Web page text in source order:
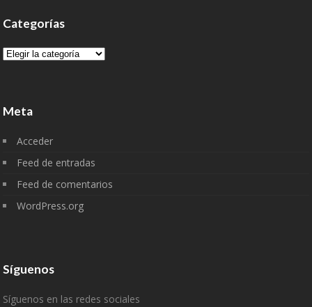
Categorías
Categorías
Meta
Acceder
Feed de entradas
Feed de comentarios
WordPress.org
Síguenos
Síguenos en las redes sociales